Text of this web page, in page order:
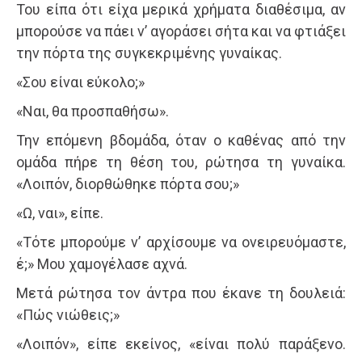
Του είπα ότι είχα μερικά χρήματα διαθέσιμα, αν
μπορούσε να πάει ν’ αγοράσει σήτα και να φτιάξει
την πόρτα της συγκεκριμένης γυναίκας.
«Σου είναι εύκολο;»
«Ναι, θα προσπαθήσω».
Την επόμενη βδομάδα, όταν ο καθένας από την
ομάδα πήρε τη θέση του, ρώτησα τη γυναίκα.
«Λοιπόν, διορθώθηκε πόρτα σου;»
«Ω, ναι», είπε.
«Τότε μπορούμε ν’ αρχίσουμε να ονειρευόμαστε,
έ;» Μου χαμογέλασε αχνά.
Μετά ρώτησα τον άντρα που έκανε τη δουλειά:
«Πώς νιώθεις;»
«Λοιπόν», είπε εκείνος, «είναι πολύ παράξενο.